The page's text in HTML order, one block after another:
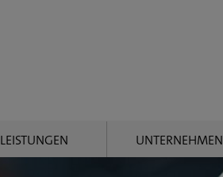
LEISTUNGEN UNTERNEHMEN